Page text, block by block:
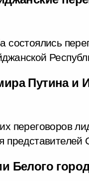
состоялись
Путина и
переговоров
Белого